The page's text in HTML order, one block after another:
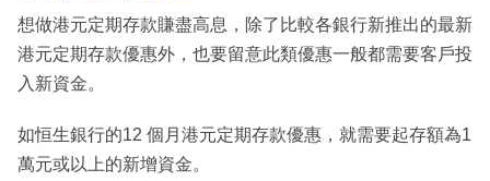
想做港元定期存款賺盡高息，除了比較各銀行新推出的最新
港元定期存款優惠外，也要留意此類優惠一般都需要客戶投
入新資金。
如恒生銀行的12 個月港元定期存款優惠，就需要起存額為1
萬元或以上的新增資金。